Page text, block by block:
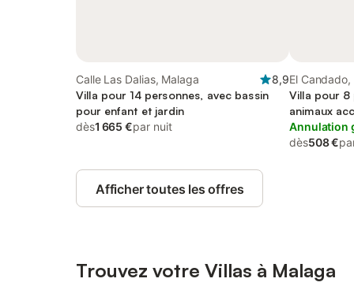
Calle Las Dalias, Malaga
8,9
Villa pour 14 personnes, avec bassin
pour enfant et jardin
dès1 665 €par nuit
El
Villa pour 8
animaux
Annulation
dès508 €
Afficher toutes les offres
Trouvez votre Villas à Malaga